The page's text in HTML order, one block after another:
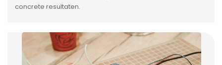
concrete resultaten.